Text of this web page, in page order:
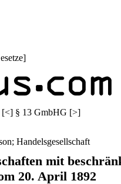
]
[<] § 13 GmbHG [>]
Handelsgesellschaft
mit
20. April 1892